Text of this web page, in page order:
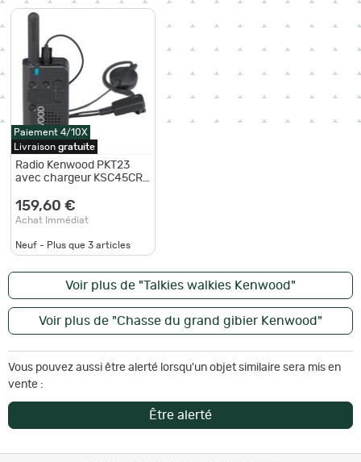
Paiement 4/10X
Livraison gratuite
Radio Kenwood PKT23
avec chargeur KSC45CR
159,60 €
Achat Immédiat
Neuf - Plus que 3 articles
Voir plus de "Talkies walkies Kenwood"
Voir plus de "Chasse du grand gibier Kenwood"
Vous pouvez aussi être alerté lorsqu'un objet similaire sera mis en
vente :
Être alerté